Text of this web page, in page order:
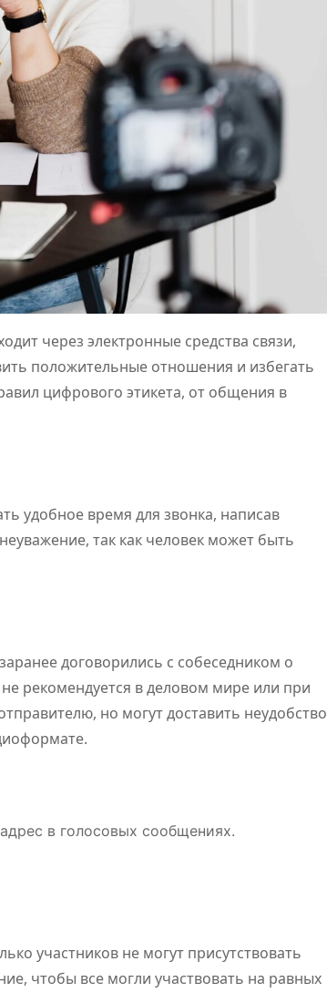
через электронные средства связи,
положительные отношения и избегать
цифрового этикета, от общения в
удобное время для звонка, написав
так как человек может быть
договорились с собеседником о
рекомендуется в деловом мире или при
но могут доставить неудобство
в голосовых сообщениях.
участников не могут присутствовать
чтобы все могли участвовать на равных